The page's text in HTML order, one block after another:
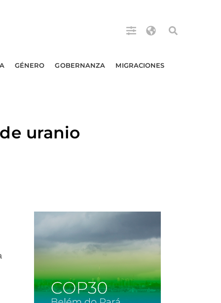
GÉNERO GOBERNANZA MIGRACIONES
uranio